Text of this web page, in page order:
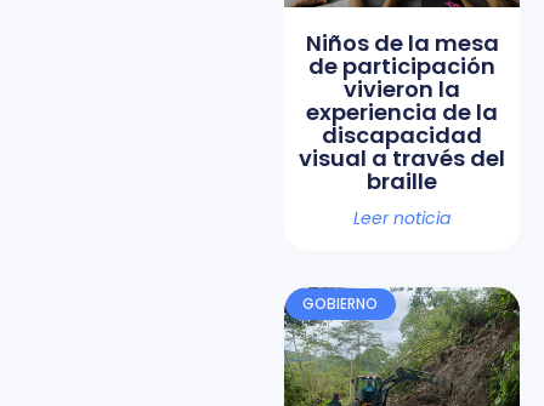
Niños de la mesa
de participación
vivieron la
experiencia de la
discapacidad
visual a través del
braille
Leer noticia
GOBIERNO